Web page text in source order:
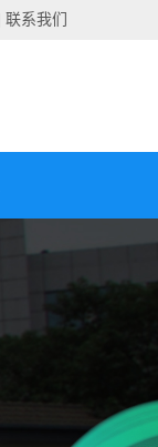
联系我们